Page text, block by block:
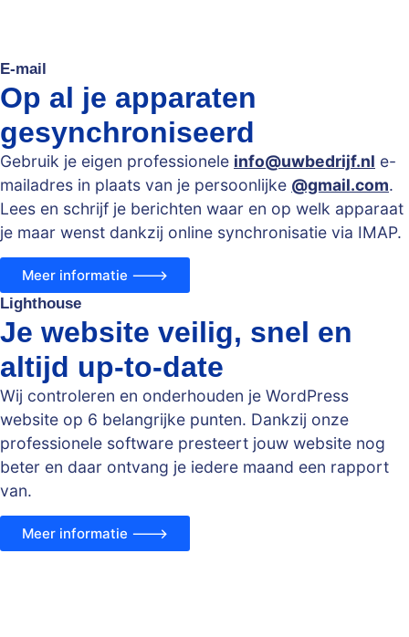
E-mail
Op al je apparaten
gesynchroniseerd​​
Gebruik je eigen professionele info@uwbedrijf.nl e-
mailadres in plaats van je persoonlijke @gmail.com.
Lees en schrijf je berichten waar en op welk apparaat
je maar wenst dankzij online synchronisatie via IMAP.
Meer informatie --->
Lighthouse
Je website veilig, snel en
altijd up-to-date
Wij controleren en onderhouden je WordPress
website op 6 belangrijke punten. Dankzij onze
professionele software presteert jouw website nog
beter en daar ontvang je iedere maand een rapport
van.
Meer informatie --->